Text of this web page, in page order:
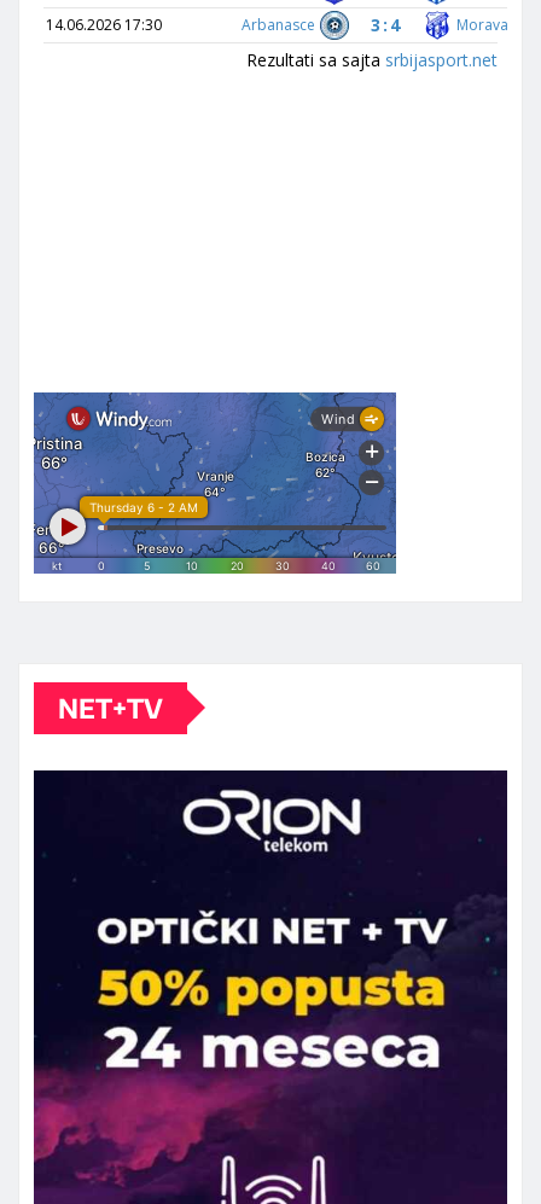
NET+TV